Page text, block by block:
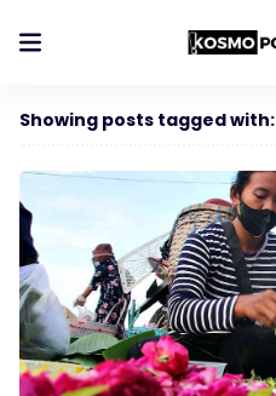
Showing posts tagged with: